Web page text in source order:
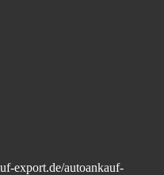
export.de/autoankauf-